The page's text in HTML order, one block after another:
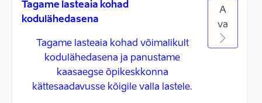
Tagame lasteaia kohad
kodulähedasena
Tagame lasteaia kohad võimalikult
kodulähedasena ja panustame
kaasaegse õpikeskkonna
kättesaadavusse kõigile valla lastele.
A
va